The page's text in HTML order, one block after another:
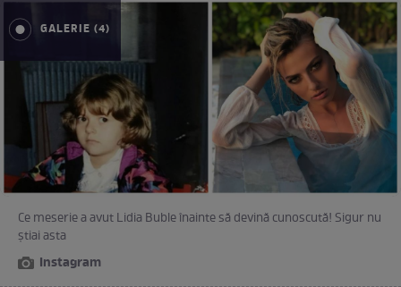
GALERIE (4)
Ce meserie a avut Lidia Buble înainte să devină cunoscută! Sigur nu
ştiai asta
Instagram